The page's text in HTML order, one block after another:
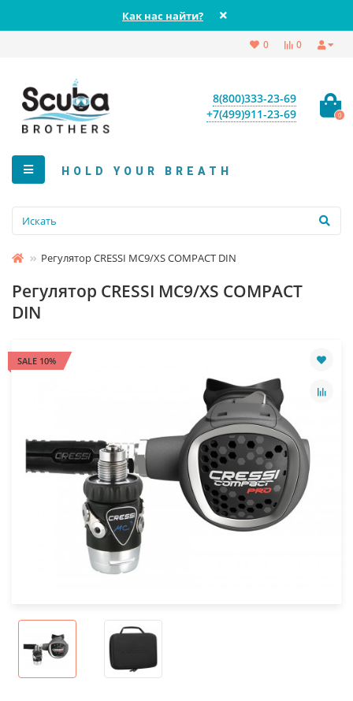
Как нас найти?
0
0
8(800)333-23-69
+7(499)911-23-69
0
HOLD YOUR BREATH
Регулятор CRESSI MC9/XS COMPACT DIN
Регулятор CRESSI MC9/XS COMPACT
DIN
SALE 10%